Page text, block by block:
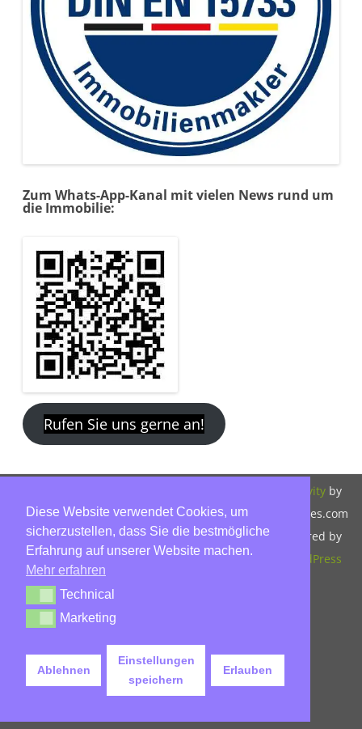
Zum Whats-App-Kanal mit vielen News rund um
die Immobilie:
Rufen Sie uns gerne an!
Hinnerk Warter,
Warter-
Immobilien,
Lübeck, Tel: 0451-
30503930, Mobil:
info@warter-
unsere
Datenschutzerklärung.
ZeroGravityby
GalussoThemes.com
Powered by
WordPress
Diese Website verwendet Cookies, um
sicherzustellen, dass Sie die bestmögliche
Erfahrung auf unserer Website machen.
Mehr erfahren
TechnicalTechnical
MarketingMarketing
Ablehnen
Einstellungen
speichern
Erlauben